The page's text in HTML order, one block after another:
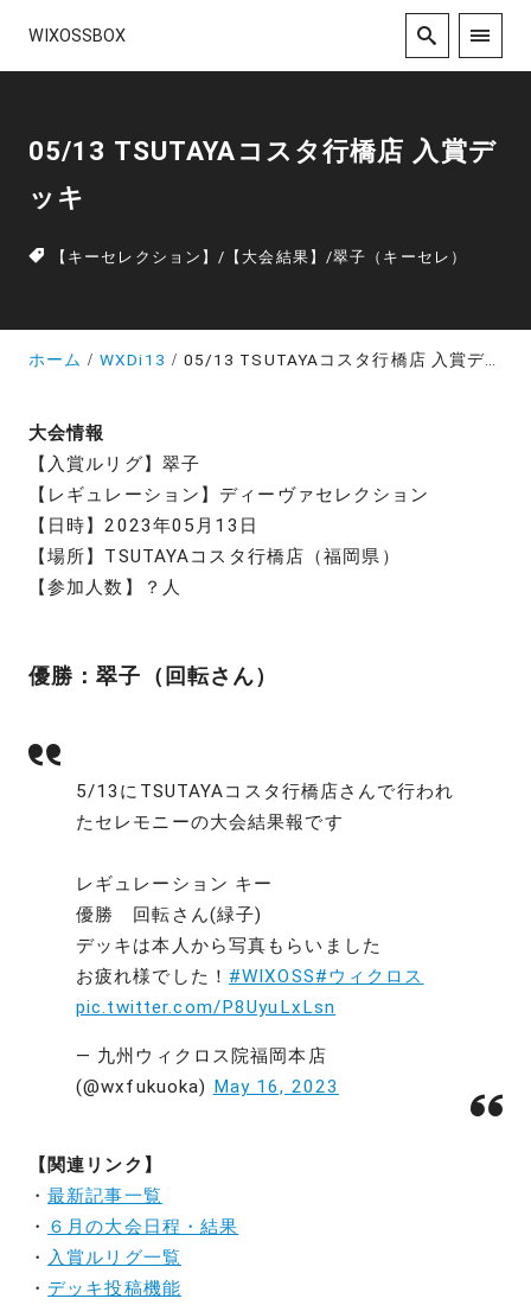
WIXOSSBOX
05/13 TSUTAYAコスタ行橋店 入賞デ
ッキ
【キーセレクション】/ 【大会結果】 /翠子（キーセレ）
ホーム WXDi13 05/13 TSUTAYAコスタ行橋店 入賞デッキ
大会情報
【入賞ルリグ】翠子
【レギュレーション】ディーヴァセレクション
【日時】2023年05月13日
【場所】TSUTAYAコスタ行橋店（福岡県）
【参加人数】？人
優勝：翠子（回転さん）
5/13にTSUTAYAコスタ行橋店さんで行われ
たセレモニーの大会結果報です
レギュレーション キー
優勝 回転さん(緑子)
デッキは本人から写真もらいました
お疲れ様でした！ #WIXOSS#ウィクロス
pic.twitter.com/P8UyuLxLsn
— 九州ウィクロス院福岡本店
(@wxfukuoka) May 16, 2023
【関連リンク】
・最新記事一覧
・ ６月の大会日程・結果
・ 入賞ルリグ一覧
・ デッキ投稿機能